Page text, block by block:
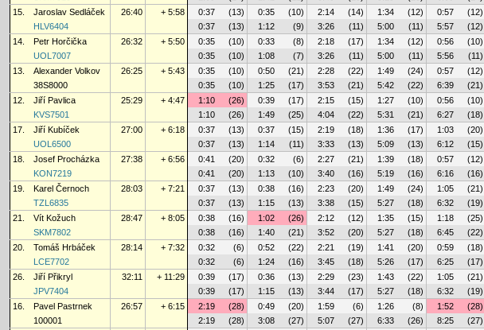
15.
Jaroslav Sedláček 26:40 + 5:58 0:37 (13) 0:35 (10) 2:14 (14) 1:34 (12) 0:57 (12)
HLV6404
0:37 (13) 1:12 (9) 3:26 (11) 5:00 (11) 5:57 (12)
14.
Petr Horčička 26:32 + 5:50 0:35 (10) 0:33 (8) 2:18 (17) 1:34 (12) 0:56 (10)
UOL7007
0:35 (10) 1:08 (7) 3:26 (11) 5:00 (11) 5:56 (11)
13.
Alexander Volkov 26:25 + 5:43 0:35 (10) 0:50 (21) 2:28 (22) 1:49 (24) 0:57 (12)
38S8000
0:35 (10) 1:25 (17) 3:53 (21) 5:42 (22) 6:39 (21)
12.
Jiří Pavlica 25:29 + 4:47 1:10 (26) 0:39 (17) 2:15 (15) 1:27 (10) 0:56 (10)
KVS7501
1:10 (26) 1:49 (25) 4:04 (22) 5:31 (21) 6:27 (18)
17.
Jiří Kubíček 27:00 + 6:18 0:37 (13) 0:37 (15) 2:19 (18) 1:36 (17) 1:03 (20)
UOL6500
0:37 (13) 1:14 (11) 3:33 (13) 5:09 (13) 6:12 (15)
18.
Josef Procházka 27:38 + 6:56 0:41 (20) 0:32 (6) 2:27 (21) 1:39 (18) 0:57 (12)
KON7219
0:41 (20) 1:13 (10) 3:40 (16) 5:19 (16) 6:16 (16)
19.
Karel Černoch 28:03 + 7:21 0:37 (13) 0:38 (16) 2:23 (20) 1:49 (24) 1:05 (21)
TZL6835
0:37 (13) 1:15 (13) 3:38 (15) 5:27 (18) 6:32 (19)
21.
Vít Kožuch 28:47 + 8:05 0:38 (16) 1:02 (26) 2:12 (12) 1:35 (15) 1:18 (25)
SKM7802
0:38 (16) 1:40 (21) 3:52 (20) 5:27 (18) 6:45 (22)
20.
Tomáš Hrbáček 28:14 + 7:32 0:32 (6) 0:52 (22) 2:21 (19) 1:41 (20) 0:59 (18)
LCE7702
0:32 (6) 1:24 (16) 3:45 (18) 5:26 (17) 6:25 (17)
26.
Jiří Přikryl 32:11 + 11:29 0:39 (17) 0:36 (13) 2:29 (23) 1:43 (22) 1:05 (21)
JPV7404
0:39 (17) 1:15 (13) 3:44 (17) 5:27 (18) 6:32 (19)
16.
Pavel Pastrnek 26:57 + 6:15 2:19 (28) 0:49 (20) 1:59 (6) 1:26 (8) 1:52 (28)
100001
2:19 (28) 3:08 (27) 5:07 (27) 6:33 (26) 8:25 (27)